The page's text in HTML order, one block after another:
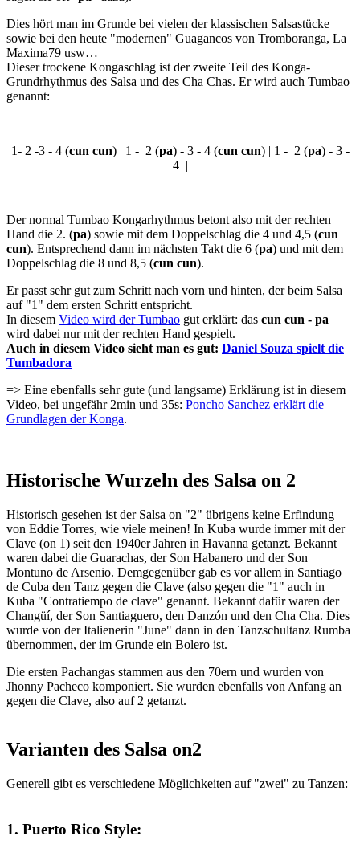
Dies hört man im Grunde bei vielen der klassischen Salsastücke
sowie bei den heute "modernen" Guagancos von Tromboranga, La
Maxima79 usw…
Dieser trockene Kongaschlag ist der zweite Teil des Konga-
Grundrhythmus des Salsa und des Cha Chas. Er wird auch Tumbao
genannt:
1- 2 -3 - 4 (cun cun) | 1 - 2 (pa) - 3 - 4 (cun cun) | 1 - 2 (pa) - 3 -
4 |
Der normal Tumbao Kongarhythmus betont also mit der rechten
Hand die 2. (pa) sowie mit dem Doppelschlag die 4 und 4,5 (cun
cun). Entsprechend dann im nächsten Takt die 6 (pa) und mit dem
Doppelschlag die 8 und 8,5 (cun cun).
Er passt sehr gut zum Schritt nach vorn und hinten, der beim Salsa
auf "1" dem ersten Schritt entspricht.
In diesem Video wird der Tumbao gut erklärt: das cun cun - pa
wird dabei nur mit der rechten Hand gespielt.
Auch in diesem Video sieht man es gut: Daniel Souza spielt die
Tumbadora
=> Eine ebenfalls sehr gute (und langsame) Erklärung ist in diesem
Video, bei ungefähr 2min und 35s: Poncho Sanchez erklärt die
Grundlagen der Konga.
Historische Wurzeln des Salsa on 2
Historisch gesehen ist der Salsa on "2" übrigens keine Erfindung
von Eddie Torres, wie viele meinen! In Kuba wurde immer mit der
Clave (on 1) seit den 1940er Jahren in Havanna getanzt. Bekannt
waren dabei die Guarachas, der Son Habanero und der Son
Montuno de Arsenio. Demgegenüber gab es vor allem in Santiago
de Cuba den Tanz gegen die Clave (also gegen die "1" auch in
Kuba "Contratiempo de clave" genannt. Bekannt dafür waren der
Changüí, der Son Santiaguero, den Danzón und den Cha Cha. Dies
wurde von der Italienerin "June" dann in den Tanzschultanz Rumba
übernommen, der im Grunde ein Bolero ist.
Die ersten Pachangas stammen aus den 70ern und wurden von
Jhonny Pacheco komponiert. Sie wurden ebenfalls von Anfang an
gegen die Clave, also auf 2 getanzt.
Varianten des Salsa on2
Generell gibt es verschiedene Möglichkeiten auf "zwei" zu Tanzen:
1. Puerto Rico Style: